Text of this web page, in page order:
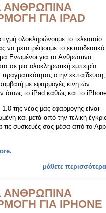
ΑΝΘΡΩΠΙΝΑ
ΓΙΑ IPAD
ολοκληρώνουμε το τελευταίο
να μετατρέψουμε το εκπαιδευτικό
Ενωµένοι για τα Ανθρώπινα
σε μια ολοκληρωτική εμπειρία
πραγματικότητας στην εκπαίδευση,
με εφαρμογές κινητών
όπως το iPad καθώς και το
της νέας μας εφαρμογής είναι
και μετά από την τελική
τις συσκευές σας μέσα από το App
μάθετε
ΑΝΘΡΩΠΙΝΑ
ΓΙΑ IPHONE